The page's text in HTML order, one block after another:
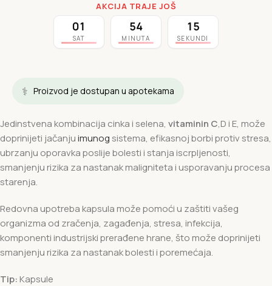
AKCIJA TRAJE JOŠ
01
SAT
54
MINUTA
14
SEKUNDI
⚕️ Proizvod je dostupan u apotekama
Jedinstvena kombinacija cinka i selena, vitaminin C,D i E, može
doprinijeti jačanjuimunog sistema, efikasnoj borbi protiv stresa,
ubrzanju oporavka poslije bolesti i stanja iscrpljenosti,
smanjenju rizika za nastanak maligniteta i usporavanju procesa
starenja.
Redovna upotreba kapsula može pomoći u zaštiti vašeg
organizma od zračenja, zagađenja, stresa, infekcija,
komponenti industrijski prerađene hrane, što može doprinijeti
smanjenju rizika za nastanak bolesti i poremećaja.
Tip: Kapsule